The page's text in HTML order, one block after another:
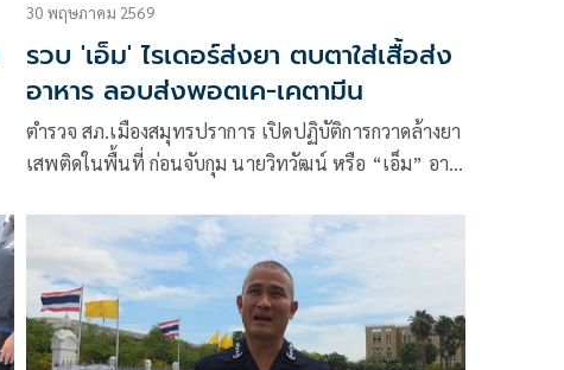
30 พฤษภาคม 2569
รวบ 'เอ็ม' ไรเดอร์ส่งยา ตบตาใส่เสื้อส่ง
อาหาร ลอบส่งพอตเค-เคตามีน
ตำรวจ สภ.เมืองสมุทรปราการ เปิดปฏิบัติการกวาดล้างยา
เสพติดในพื้นที่ ก่อนจับกุม นายวิทวัฒน์ หรือ “เอ็ม” อายุ